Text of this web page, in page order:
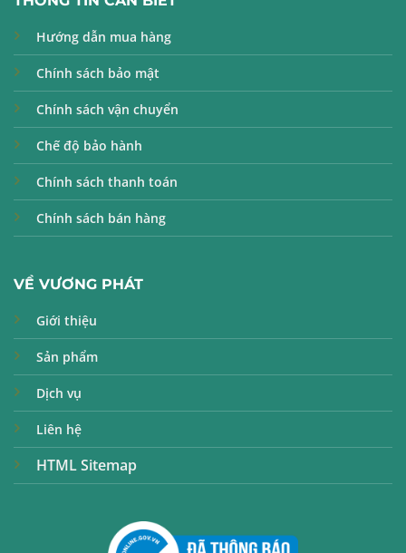
Hướng dẫn mua hàng
Chính sách bảo mật
Chính sách vận chuyển
Chế độ bảo hành
Chính sách thanh toán
Chính sách bán hàng
VỀ VƯƠNG PHÁT
Giới thiệu
Sản phẩm
Dịch vụ
Liên hệ
HTML Sitemap